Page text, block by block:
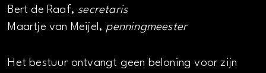
Bert de Raaf, secretaris
Maartje van Meijel, penningmeester
Het bestuur ontvangt geen beloning voor zijn